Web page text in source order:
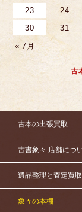
23
24
30
31
« 7月
古
古本の出張買取
古書象々 店舗につ
遺品整理と査定買取
象々の本棚